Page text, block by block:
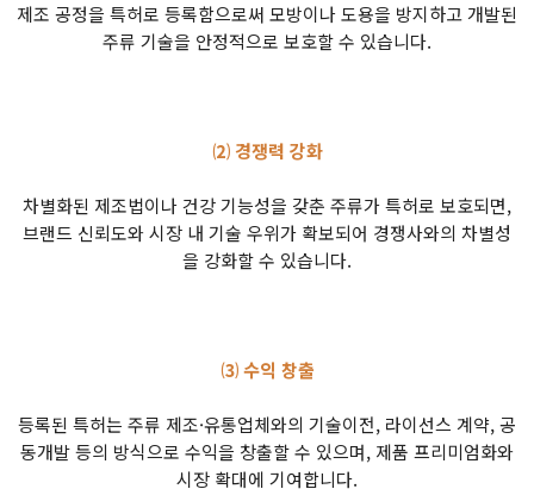
제조 공정을 특허로 등록함으로써 모방이나 도용을 방지하고 개발된
주류 기술을 안정적으로 보호할 수 있습니다.
⑵ 경쟁력 강화
차별화된 제조법이나 건강 기능성을 갖춘 주류가 특허로 보호되면,
브랜드 신뢰도와 시장 내 기술 우위가 확보되어 경쟁사와의 차별성
을 강화할 수 있습니다.
⑶ 수익 창출
등록된 특허는 주류 제조·유통업체와의 기술이전, 라이선스 계약, 공
동개발 등의 방식으로 수익을 창출할 수 있으며, 제품 프리미엄화와
시장 확대에 기여합니다.